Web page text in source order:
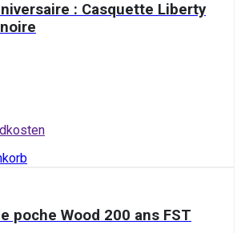
: Casquette Liberty
poche Wood 200 ans FST